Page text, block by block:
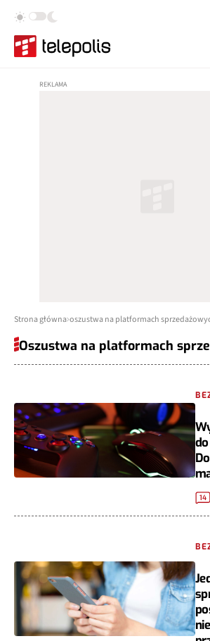
Strona główna oszustwa na platformach
Oszustwa na platformach
14